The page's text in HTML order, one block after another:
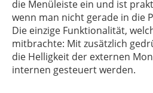
die Menüleiste ein und ist
wenn man nicht gerade in die
Die einzige Funktionalität,
mitbrachte: Mit zusätzlich
die Helligkeit der externen
internen gesteuert werden.